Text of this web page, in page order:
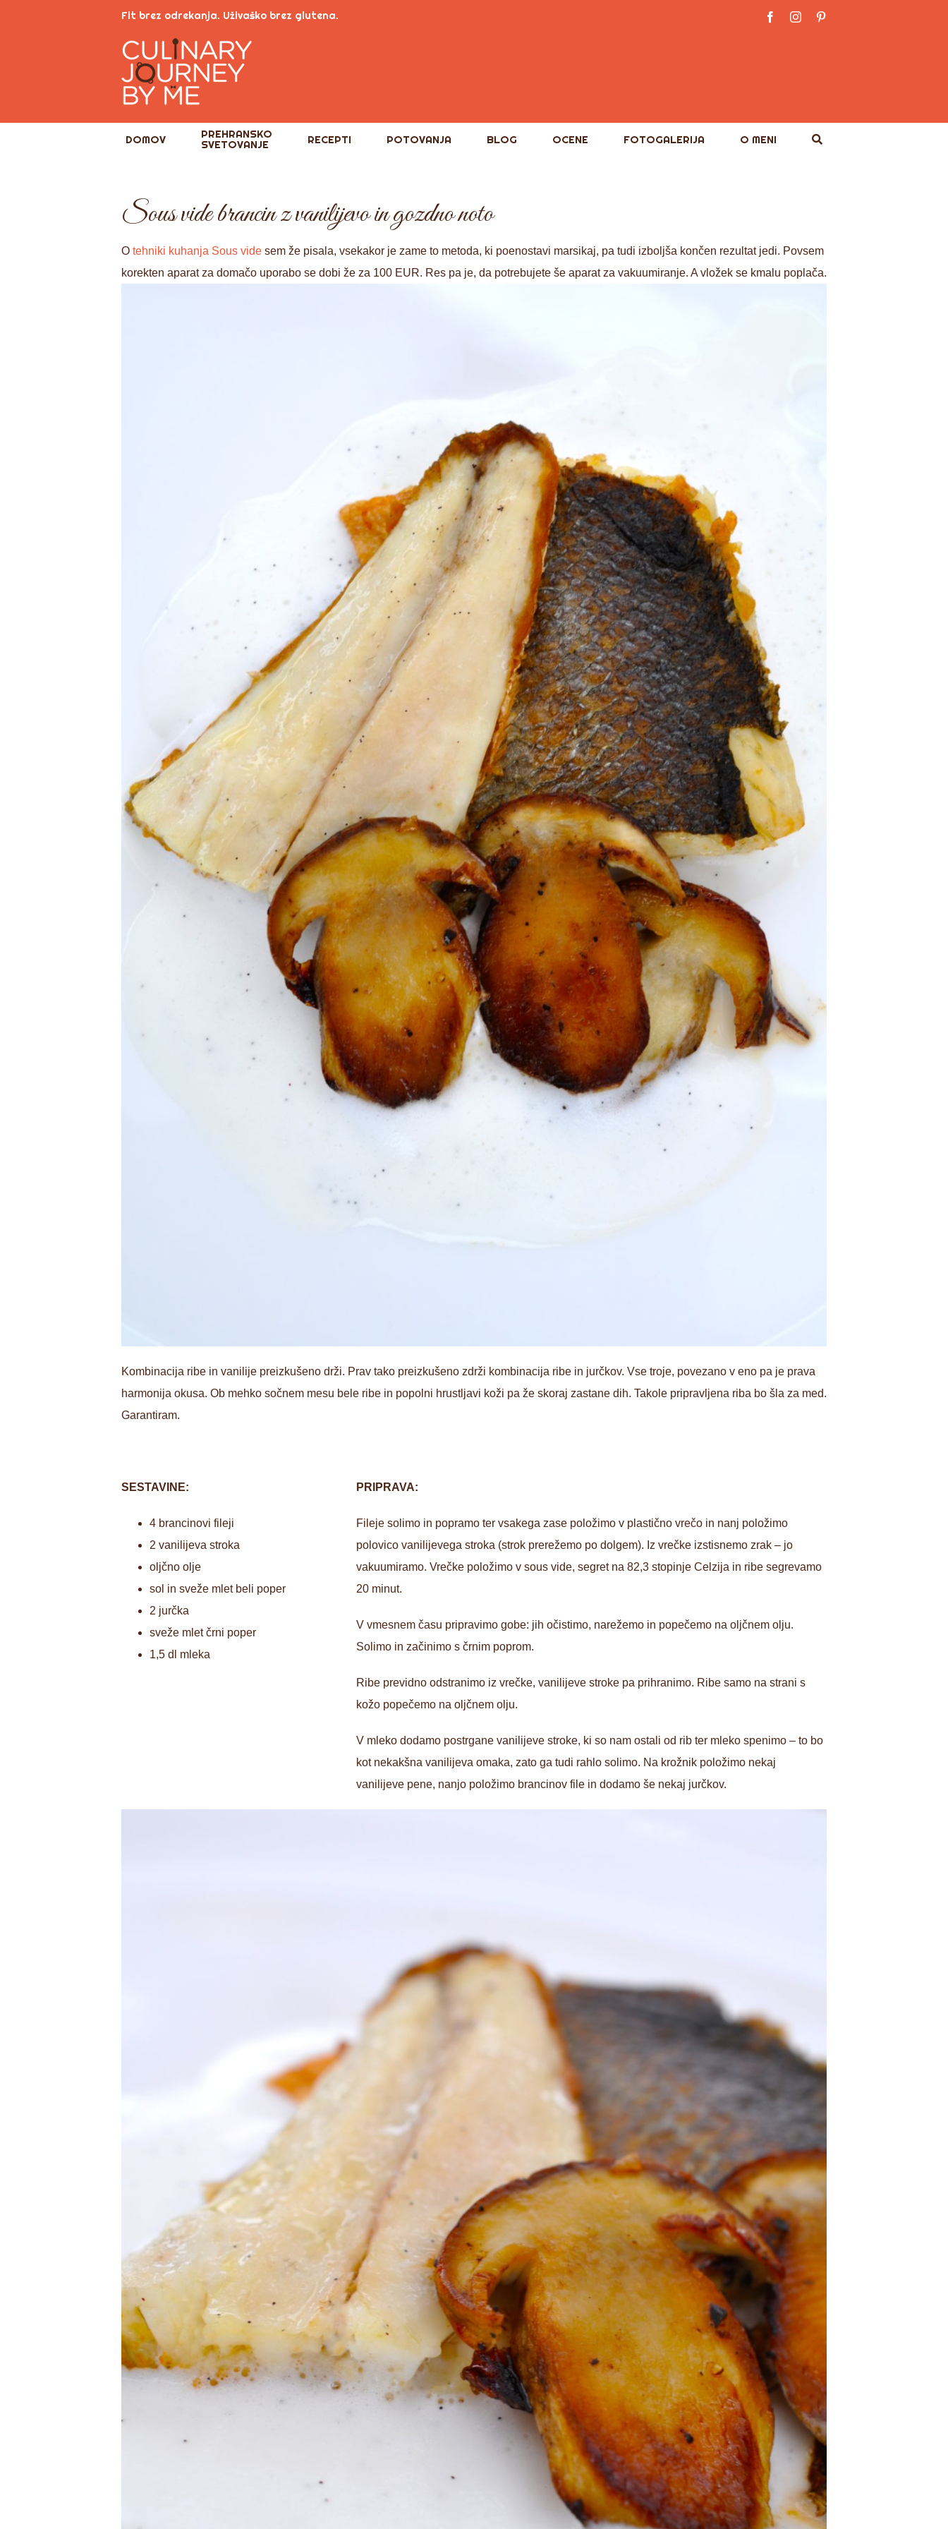
Fit brez odrekanja. Uživaško brez glutena. FacebookInstagram
DOMOV PREHRANSKO
SVETOVANJE RECEPTI POTOVANJA BLOG OCENE FOTOGALERIJA O MENI
Sous vide brancin z vanilijevo in gozdno noto
O tehniki kuhanja Sous vide sem že pisala, vsekakor je zame to metoda, ki poenostavi marsikaj, pa tudi izboljša končen rezultat jedi. Povsem
korekten aparat za domačo uporabo se dobi že za 100 EUR. Res pa je, da potrebujete še aparat za vakuumiranje. A vložek se kmalu poplača.
Kombinacija ribe in vanilije preizkušeno drži. Prav tako preizkušeno zdrži kombinacija ribe in jurčkov. Vse troje, povezano v eno pa je prava
harmonija okusa. Ob mehko sočnem mesu bele ribe in popolni hrustljavi koži pa že skoraj zastane dih. Takole pripravljena riba bo šla za med.
Garantiram.
SESTAVINE:
4 brancinovi fileji
2 vanilijeva stroka
oljčno olje
sol in sveže mlet beli poper
2 jurčka
sveže mlet črni poper
1,5 dl mleka
PRIPRAVA:
Fileje solimo in popramo ter vsakega zase položimo v plastično vrečo in nanj položimo
polovico vanilijevega stroka (strok prerežemo po dolgem). Iz vrečke izstisnemo zrak – jo
vakuumiramo. Vrečke položimo v sous vide, segret na 82,3 stopinje Celzija in ribe segrevamo
20 minut.
V vmesnem času pripravimo gobe: jih očistimo, narežemo in popečemo na oljčnem olju.
Solimo in začinimo s črnim poprom.
Ribe previdno odstranimo iz vrečke, vanilijeve stroke pa prihranimo. Ribe samo na strani s
kožo popečemo na oljčnem olju.
V mleko dodamo postrgane vanilijeve stroke, ki so nam ostali od rib ter mleko spenimo – to bo
kot nekakšna vanilijeva omaka, zato ga tudi rahlo solimo. Na krožnik položimo nekaj
vanilijeve pene, nanjo položimo brancinov file in dodamo še nekaj jurčkov.